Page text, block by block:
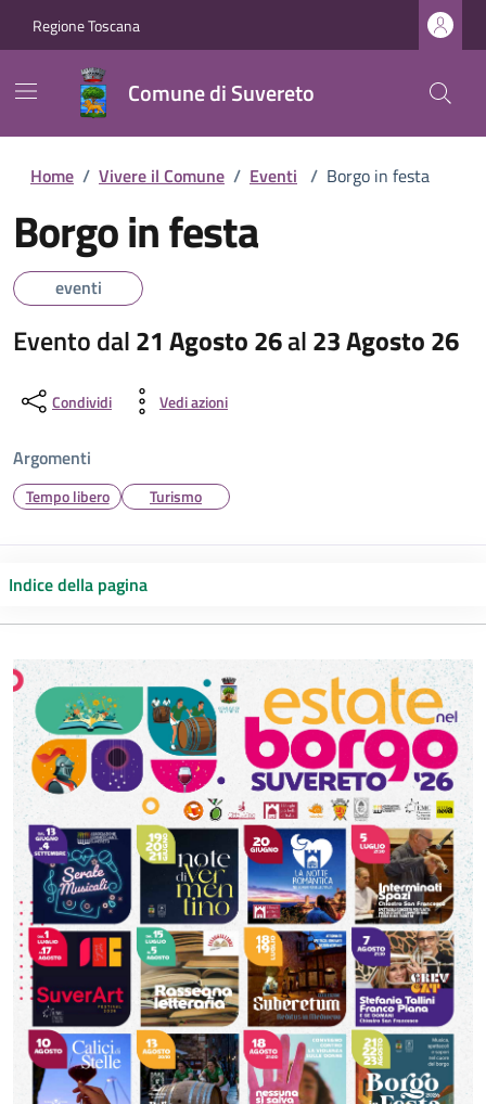
Regione Toscana
Comune di Suvereto
Home / Vivere il Comune / Eventi / Borgo in festa
Borgo in festa
eventi
Evento dal21 Agosto 26al23 Agosto 26
Condividi Vedi azioni
Argomenti
Tempo libero Turismo
Indice della pagina